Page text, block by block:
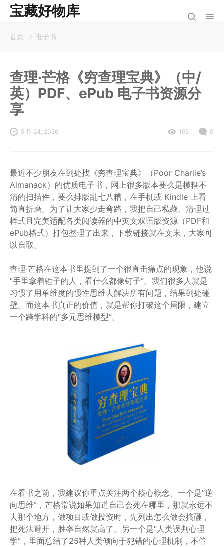
宝藏好物库
首页 电子书
查理·芒格《穷查理宝典》（中/
英）PDF、ePub 电子书资源分
享
5 月 24, 2026 165 0
最近不少朋友在到处找《穷查理宝典》（Poor Charlie’s
Almanack）的优质电子书，网上很多版本要么是模糊不
清的扫描件，要么排版乱七八糟，在手机或 Kindle 上看
简直折磨。为了让大家少走弯路，我把自己私藏、清理过
样式且完美适配各类阅读器的中英文双语版资源（PDF和
ePub格式）打包整理了出来，下载链接就在文末，大家可
以自取。
查理·芒格在这本书里提到了一个很直击痛点的现象，他说
“手里拿着锤子的人，看什么都像钉子”。我们很多人就是
习惯了用单维度的惯性思维去解决所有问题，结果到处碰
壁。而这本书真正的价值，就是帮你打破这个局限，建立
一个跨学科的“多元思维模型”。
在看书之前，我建议你重点关注两个核心概念。一个是“逆
向思维”，芒格常说如果知道自己会死在哪里，那就永远不
去那个地方，做项目或做投资时，先列出怎么做会搞砸，
把死法避开，胜率自然就高了。另一个是“人类误判心理
学”，里面总结了25种人类倾向于犯错的心理机制，不管